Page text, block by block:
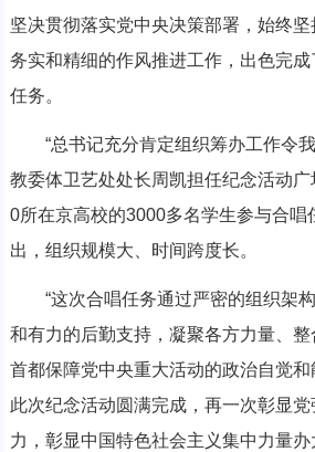
坚决贯彻落实党中央决策部署，始终
务实和精细的作风推进工作，出色完
任务。
“总书记充分肯定组织筹办工作令我
教委体卫艺处处长周凯担任纪念活动
0所在京高校的3000多名学生参与合唱
出，组织规模大、时间跨度长。
“这次合唱任务通过严密的组织架构
和有力的后勤支持，凝聚各方力量、
首都保障党中央重大活动的政治自觉和
此次纪念活动圆满完成，再一次彰显
力，彰显中国特色社会主义集中力量办